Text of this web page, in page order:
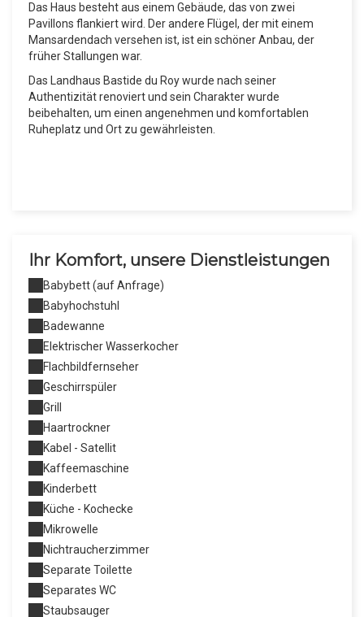
Das Haus besteht aus einem Gebäude, das von zwei
Pavillons flankiert wird. Der andere Flügel, der mit einem
Mansardendach versehen ist, ist ein schöner Anbau, der
früher Stallungen war.
Das Landhaus Bastide du Roy wurde nach seiner
Authentizität renoviert und sein Charakter wurde
beibehalten, um einen angenehmen und komfortablen
Ruheplatz und Ort zu gewährleisten.
Ihr Komfort, unsere Dienstleistungen
Babybett (auf Anfrage)
Babyhochstuhl
Badewanne
Elektrischer Wasserkocher
Flachbildfernseher
Geschirrspüler
Grill
Haartrockner
Kabel - Satellit
Kaffeemaschine
Kinderbett
Küche - Kochecke
Mikrowelle
Nichtraucherzimmer
Separate Toilette
Separates WC
Staubsauger